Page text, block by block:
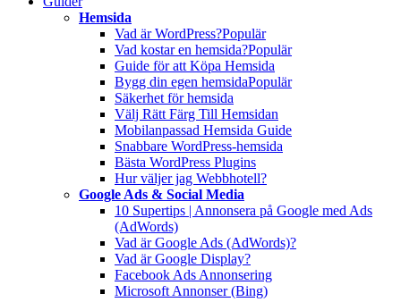
Hemsida
Vad är WordPress?Populär
Vad kostar en hemsida?Populär
Guide för att Köpa Hemsida
Bygg din egen hemsidaPopulär
Säkerhet för hemsida
Välj Rätt Färg Till Hemsidan
Mobilanpassad Hemsida Guide
Snabbare WordPress-hemsida
Bästa WordPress Plugins
Hur väljer jag Webbhotell?
Google Ads & Social Media
10 Supertips | Annonsera på Google med Ads
(AdWords)
Vad är Google Ads (AdWords)?
Vad är Google Display?
Facebook Ads Annonsering
Microsoft Annonser (Bing)